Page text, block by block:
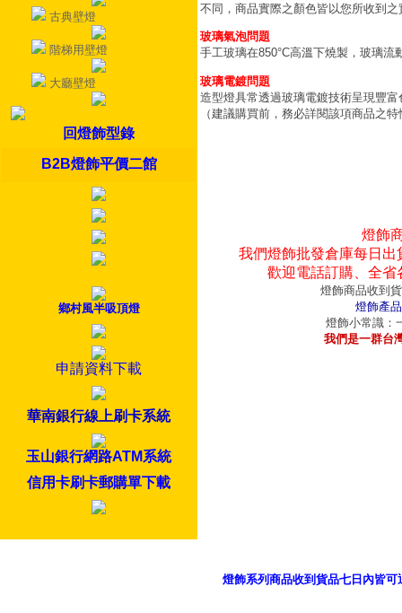
古典壁燈
階梯用壁燈
大廳壁燈
回燈飾型錄
B2B燈飾平價二館
鄉村風半吸頂燈
申請資料下載
華南銀行線上刷卡系統
玉山銀行網路ATM系統
信用卡刷卡郵購單下載
不同，商品實際之顏色皆以您所收到之
玻璃氣泡問題
手工玻璃在850°C高溫下燒製，玻璃
玻璃電鍍問題
造型燈具常透過玻璃電鍍技術呈現豐
（建議購買前，務必詳閱該項商品之
燈飾
我們燈飾批發倉庫每日
歡迎電話訂購、全
燈飾商品收到
燈飾產
燈飾小常識：
我們是一群台
燈飾系列商品收到貨品七日內皆